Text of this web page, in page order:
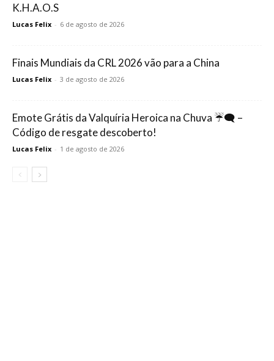
K.H.A.O.S
Lucas Felix - 6 de agosto de 2026
Finais Mundiais da CRL 2026 vão para a China
Lucas Felix - 3 de agosto de 2026
Emote Grátis da Valquíria Heroica na Chuva ☔🗨️ –
Código de resgate descoberto!
Lucas Felix - 1 de agosto de 2026